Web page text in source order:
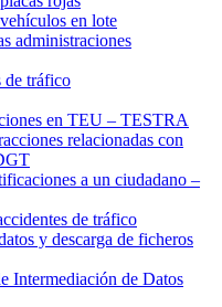
en lote
administraciones
de tráfico
en TEU – TESTRA
relacionadas con
a un ciudadano –
de tráfico
y descarga de ficheros
Intermediación de Datos